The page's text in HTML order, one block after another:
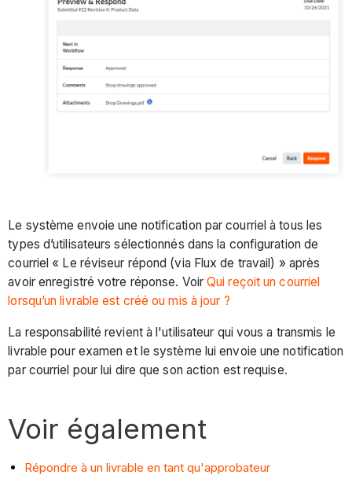
Le système envoie une notification par courriel à tous les
types d’utilisateurs sélectionnés dans la configuration de
courriel « Le réviseur répond (via Flux de travail) » après
avoir enregistré votre réponse. VoirQui reçoit un courriel
lorsqu’un livrable est créé ou mis à jour ?
La responsabilité revient à l'utilisateur qui vous a transmis le
livrable pour examen et le système lui envoie une notification
par courriel pour lui dire que son action est requise.
Voir également
Répondre à un livrable en tant qu'approbateur